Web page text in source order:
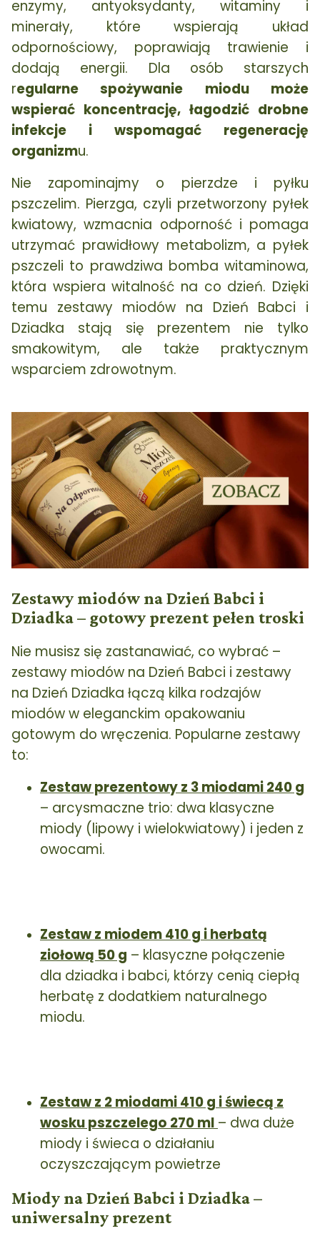
enzymy, antyoksydanty, witaminy i
minerały, które wspierają układ
odpornościowy, poprawiają trawienie i
dodają energii. Dla osób starszych
regularne spożywanie miodu może
wspierać koncentrację, łagodzić drobne
infekcje i wspomagać regenerację
organizmu.
Nie zapominajmy o pierzdze i pyłku
pszczelim. Pierzga, czyli przetworzony pyłek
kwiatowy, wzmacnia odporność i pomaga
utrzymać prawidłowy metabolizm, a pyłek
pszczeli to prawdziwa bomba witaminowa,
która wspiera witalność na co dzień. Dzięki
temu zestawy miodów na Dzień Babci i
Dziadka stają się prezentem nie tylko
smakowitym, ale także praktycznym
wsparciem zdrowotnym.
Zestawy miodów na Dzień Babci i
Dziadka – gotowy prezent pełen troski
Nie musisz się zastanawiać, co wybrać –
zestawy miodów na Dzień Babci i zestawy
na Dzień Dziadka łączą kilka rodzajów
miodów w eleganckim opakowaniu
gotowym do wręczenia. Popularne zestawy
to:
Zestaw prezentowy z 3 miodami 240 g
– arcysmaczne trio: dwa klasyczne
miody (lipowy i wielokwiatowy) i jeden z
owocami.
Zestaw z miodem 410 g i herbatą
ziołową 50 g – klasyczne połączenie
dla dziadka i babci, którzy cenią ciepłą
herbatę z dodatkiem naturalnego
miodu.
Zestaw z 2 miodami 410 g i świecą z
wosku pszczelego 270 ml – dwa duże
miody i świeca o działaniu
oczyszczającym powietrze
Miody na Dzień Babci i Dziadka –
uniwersalny prezent